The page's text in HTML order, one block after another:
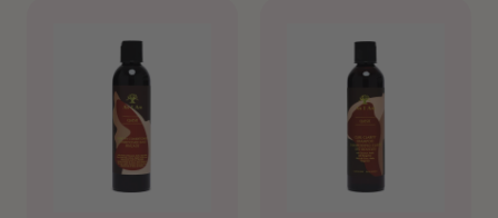
Bij lichtblond haar wordt aangeraden om een
patchtest te doen en de instructies zorgvuldig op te
volgen om te voorkomen dat de kleur achterblijft.